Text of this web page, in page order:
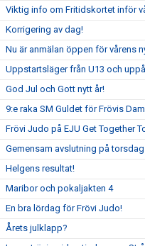
Viktig info om Fritidskortet inför
Korrigering av dag!
Nu är anmälan öppen för vårens
Uppstartsläger från U13 och
God Jul och Gott nytt år!
9:e raka SM Guldet för Frövis
Frövi Judo på EJU Get Together
Gemensam avslutning på
Helgens resultat!
Maribor och pokaljakten 4
En bra lördag för Frövi Judo!
Årets julklapp?